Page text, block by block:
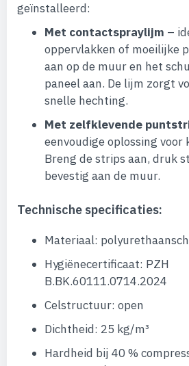
geïnstalleerd:
Met contactspraylijm –
oppervlakken of moeilijke
aan op de muur en het
paneel aan. De lijm zorgt
snelle hechting.
Met zelfklevende
eenvoudige oplossing
Breng de strips aan, druk
bevestig aan de muur.
Technische specificaties:
Materiaal:
Hygiënecertificaat: PZH
B.BK.60111.0714.2024
Celstructuur: open
Dichtheid: 25 kg/m³
Hardheid bij 40 %